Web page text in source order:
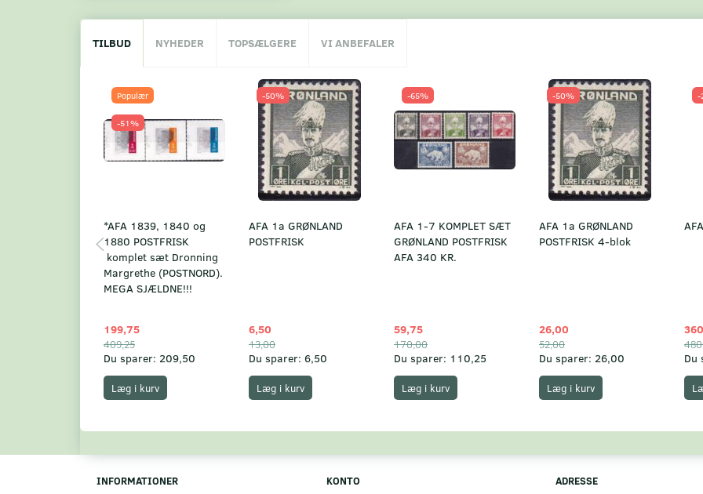
TILBUD NYHEDER TOPSÆLGERE VI ANBEFALER
Populær
-51%
*AFA 1839, 1840 og
1880 POSTFRISK
komplet sæt Dronning
Margrethe (POSTNORD).
MEGA SJÆLDNE!!!
199,75
409,25
Du sparer: 209,50
Læg i kurv
-50%
AFA 1a GRØNLAND
POSTFRISK
6,50
13,00
Du sparer: 6,50
Læg i kurv
-65%
AFA 1-7 KOMPLET SÆT
GRØNLAND POSTFRISK
AFA 340 KR.
59,75
170,00
Du sparer: 110,25
Læg i kurv
-50%
AFA 1a GRØNLAND
POSTFRISK 4-blok
26,00
52,00
Du sparer: 26,00
Læg i kurv
-
Du
INFORMATIONER KONTO ADRESSE